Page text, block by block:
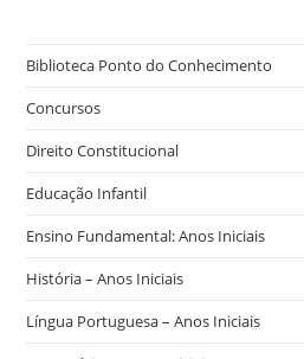
Biblioteca Ponto do Conhecimento
Concursos
Direito Constitucional
Educação Infantil
Ensino Fundamental: Anos Iniciais
História – Anos Iniciais
Língua Portuguesa – Anos Iniciais